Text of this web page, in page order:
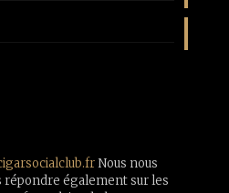
Nous nous
répondre également sur les